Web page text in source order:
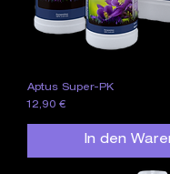
Aptus Super-PK
Preis
12,90 €
In den